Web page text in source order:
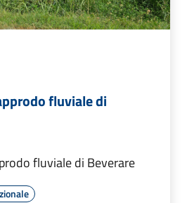
fluviale di
fluviale di Beverare